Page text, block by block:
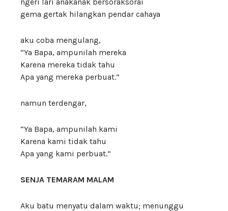
gema gertak hilangkan pendar cahaya
aku coba mengulang,
“Ya Bapa, ampunilah mereka
Karena mereka tidak tahu
Apa yang mereka perbuat.”
namun terdengar,
“Ya Bapa, ampunilah kami
Karena kami tidak tahu
Apa yang kami perbuat.”
SENJA TEMARAM MALAM
Aku batu menyatu dalam waktu; menunggu